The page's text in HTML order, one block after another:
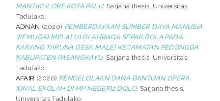
MANTIKULORE KOTA PALU. Sarjana thesis, Universitas
Tadulako.
ADNAN (2020) PEMBERDAYAAN SUMBER DAYA MANUSIA
(PEMUDA) MELALUI OLAHRAGA SEPAK BOLA PADA
KARANG TARUNA DESA MALEI KECAMATAN PEDONGGA
KABUPATEN PASANGKAYU. Sarjana thesis, Universitas
Tadulako.
AFAIR (2020) PENGELOLAAN DANA BANTUAN OPERA
IONAL EKOLAH DI MP NEGERI2 DOLO. Sarjana thesis,
Universitas Tadulako.